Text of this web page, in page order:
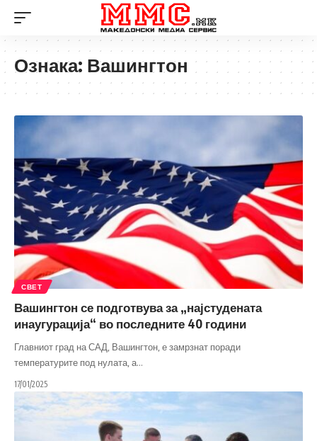
Ознака: Вашингтон
СВЕТ
Вашингтон се подготвува за „најстудената
инаугурација“ во последните 40 години
Главниот град на САД, Вашингтон, е замрзнат поради
температурите под нулата, а…
17/01/2025